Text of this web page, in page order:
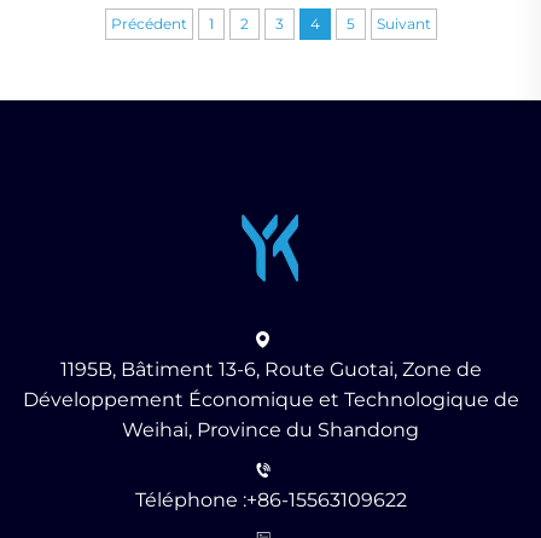
provenant de Chine
Précédent 1 2 3 4 5 Suivant
1195B, Bâtiment 13-6, Route Guotai, Zone de
Développement Économique et Technologique de
Weihai, Province du Shandong
Téléphone :+86-15563109622